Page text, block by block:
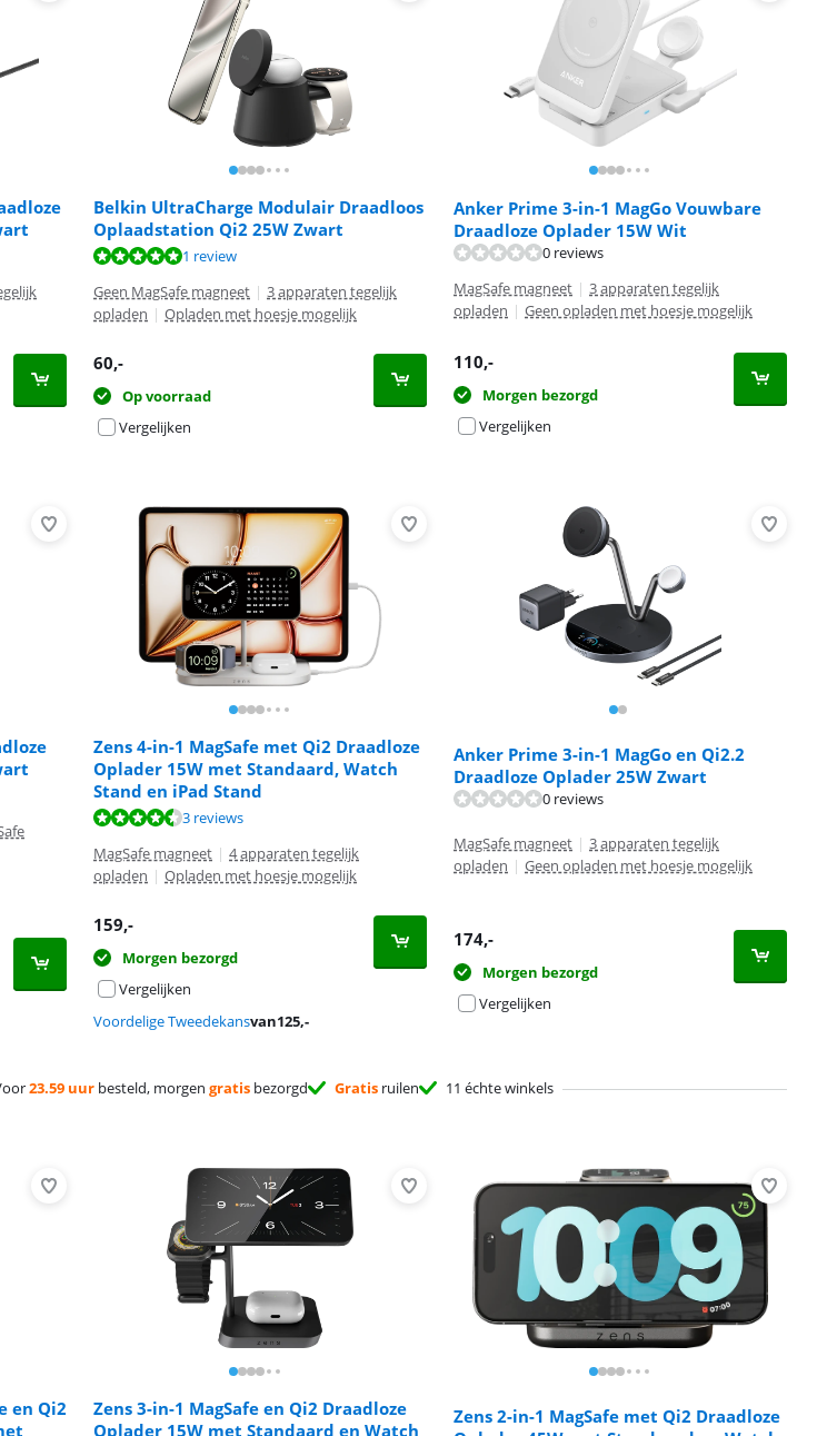
1 review.
Belkin UltraCharge Modulair Draadloos
Oplaadstation Qi2 25W Zwart
review.
1 review
Geen MagSafe magneet | 3 apparaten tegelijk
opladen | Opladen met hoesje mogelijk
60,-
Op voorraad
Vergelijken
Anker Prime 3-in-1 MagGo Vouwbare
Draadloze Oplader 15W Wit
0 reviews
MagSafe magneet | 3 apparaten tegelijk
opladen | Geen opladen met hoesje mogelijk
110,-
Morgen bezorgd
Vergelijken
3 reviews.
Zens 4-in-1 MagSafe met Qi2 Draadloze
Oplader 15W met Standaard, Watch
Stand en iPad Stand
3 reviews
MagSafe magneet | 4 apparaten tegelijk
opladen | Opladen met hoesje mogelijk
159,-
Morgen bezorgd
Vergelijken
Voordelige Tweedekansvan125,-
Anker Prime 3-in-1 MagGo en Qi2.2
Draadloze Oplader 25W Zwart
0 reviews
MagSafe magneet | 3 apparaten tegelijk
opladen | Geen opladen met hoesje mogelijk
174,-
Morgen bezorgd
Vergelijken
23.59 uur besteld, morgen gratis bezorgd Gratis ruilen 11 échte winkels
en Qi2
Zens 3-in-1 MagSafe en Qi2 Draadloze
Oplader 15W met Standaard en Watch
Zens 2-in-1 MagSafe met Qi2 Draadloze